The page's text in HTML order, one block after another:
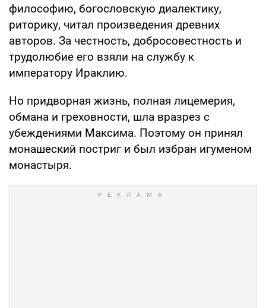
философию, богословскую диалектику,
риторику, читал произведения древних
авторов. За честность, добросовестность и
трудолюбие его взяли на службу к
императору Ираклию.
Но придворная жизнь, полная лицемерия,
обмана и греховности, шла вразрез с
убеждениями Максима. Поэтому он принял
монашеский постриг и был избран игуменом
монастыря.